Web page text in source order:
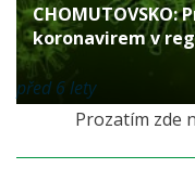
CHOMUTOVSKO:
koronavirem v
před 6 lety
Prozatím zde